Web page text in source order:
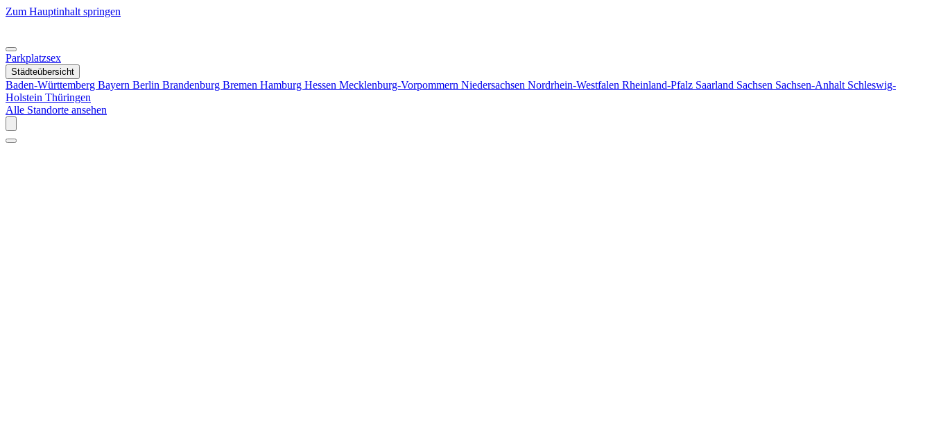
Zum Hauptinhalt springen
Parkplatzsex
Städteübersicht
Baden-Württemberg Bayern Berlin Brandenburg Bremen Hamburg Hessen Mecklenburg-Vorpommern Niedersachsen Nordrhein-Westfalen Rheinland-Pfalz Saarland Sachsen Sachsen-Anhalt Schleswig-
Holstein Thüringen
Alle Standorte ansehen